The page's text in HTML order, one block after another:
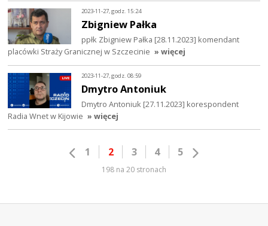
2023-11-27, godz. 15:24
Zbigniew Pałka
ppłk Zbigniew Pałka [28.11.2023] komendant
placówki Straży Granicznej w Szczecinie » więcej
2023-11-27, godz. 08:59
Dmytro Antoniuk
Dmytro Antoniuk [27.11.2023] korespondent
Radia Wnet w Kijowie » więcej
1 2 3 4 5
198 na 20 stronach